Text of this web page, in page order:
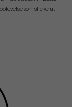
som sticker ut